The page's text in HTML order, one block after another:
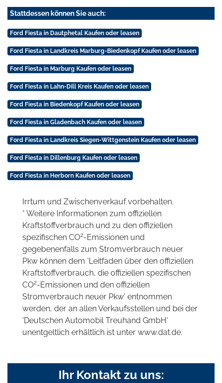
Stattdessen können Sie auch:
Ford Fiesta in Dautphetal Kaufen oder leasen
Ford Fiesta in Landkreis Marburg-Biedenkopf Kaufen oder leasen
Ford Fiesta in Marburg Kaufen oder leasen
Ford Fiesta in Lahn-Dill Kreis Kaufen oder leasen
Ford Fiesta in Biedenkopf Kaufen oder leasen
Ford Fiesta in Gladenbach Kaufen oder leasen
Ford Fiesta in Landkreis Siegen-Wittgenstein Kaufen oder leasen
Ford Fiesta in Dillenburg Kaufen oder leasen
Ford Fiesta in Herborn Kaufen oder leasen
Irrtum und Zwischenverkauf vorbehalten.
* Weitere Informationen zum offiziellen
Kraftstoffverbrauch und zu den offiziellen
spezifischen CO2-Emissionen und
gegebenenfalls zum Stromverbrauch neuer
Pkw können dem 'Leitfaden über den offiziellen
Kraftstoffverbrauch, die offiziellen spezifischen
CO2-Emissionen und den offiziellen
Stromverbrauch neuer Pkw' entnommen
werden, der an allen Verkaufsstellen und bei der
'Deutschen Automobil Treuhand GmbH'
unentgeltlich erhältlich ist unter www.dat.de.
Ihr Kontakt zu uns: